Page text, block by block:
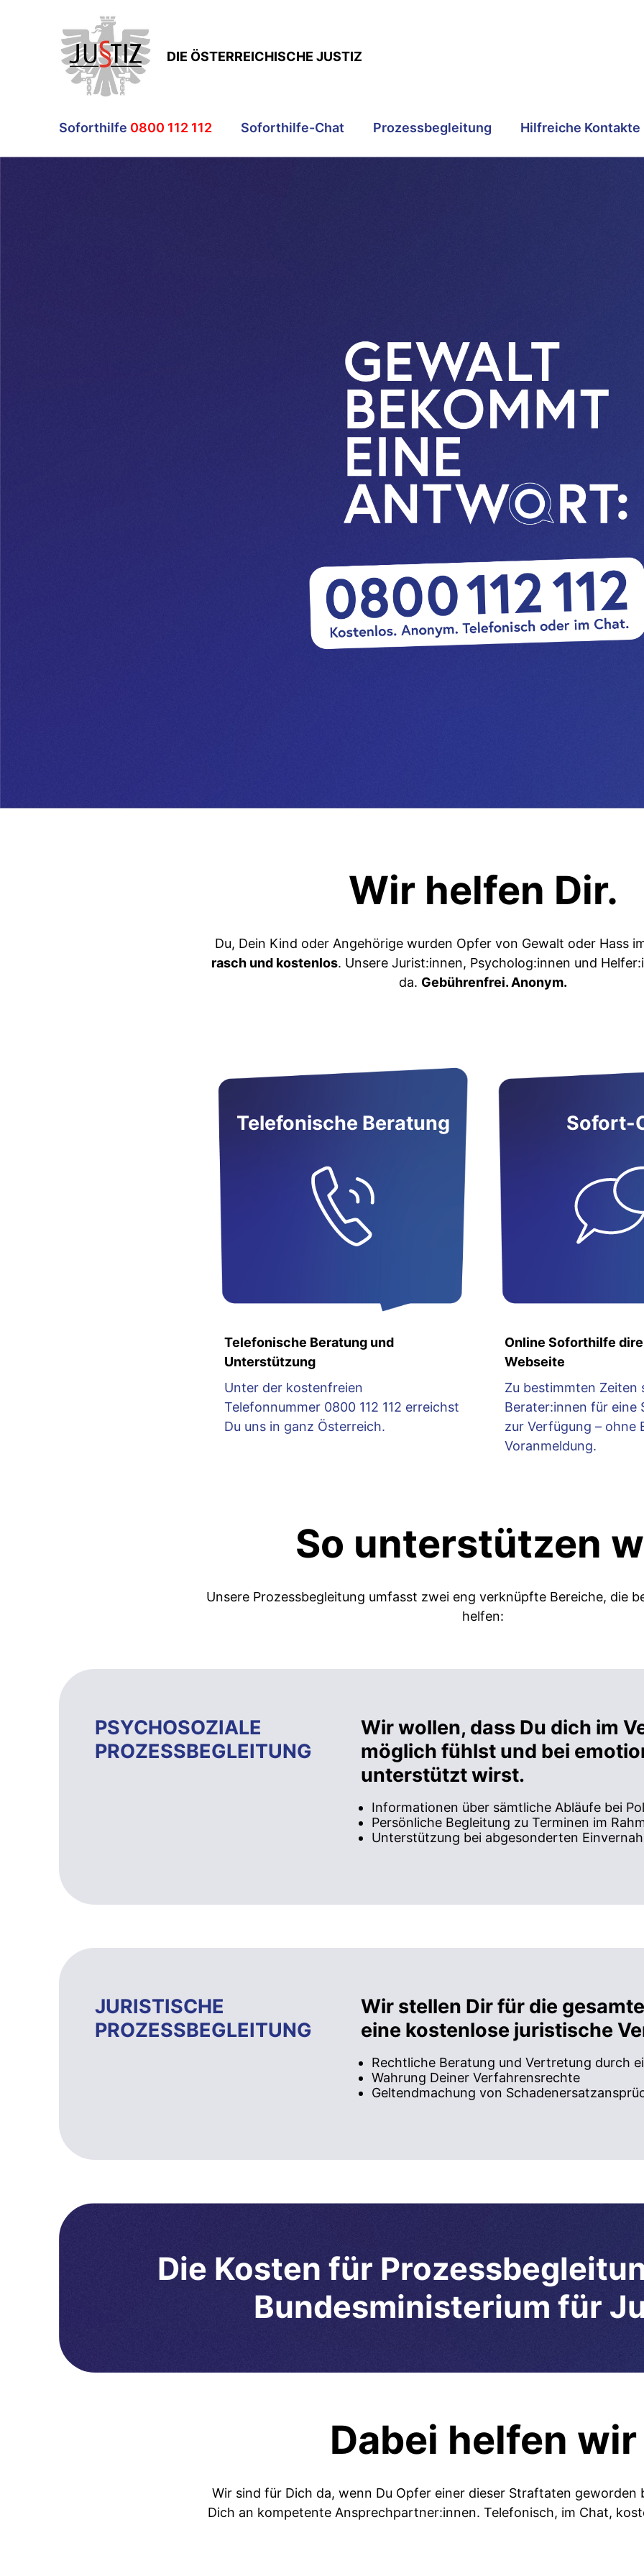
DIE ÖSTERREICHISCHE JUSTIZ
Soforthilfe 0800 112 112 Soforthilfe-Chat Prozessbegleitung Hilfreiche Kontakte
Wir helfen Dir.
Du, Dein Kind oder Angehörige wurden Opfer von Gewalt oder Hass
rasch und kostenlos. Unsere Jurist:innen, Psycholog:innen und
da. Gebührenfrei. Anonym.
Telefonische Beratung
Telefonische Beratung und
Unterstützung
Unter der kostenfreien
Telefonnummer 0800 112 112 erreichst
Du uns in ganz Österreich.
Sofort-
Online Soforthilfe
Webseite
Zu bestimmten Zeiten
Berater:innen für eine
zur Verfügung – ohne
Voranmeldung.
So unterstützen
Unsere Prozessbegleitung umfasst zwei eng verknüpfte Bereiche, die
helfen:
PSYCHOSOZIALE
PROZESSBEGLEITUNG
Wir wollen, dass Du dich im
möglich fühlst und bei
unterstützt wirst.
Informationen über sämtliche Abläufe bei
Persönliche Begleitung zu Terminen im
Unterstützung bei abgesonderten
JURISTISCHE
PROZESSBEGLEITUNG
Wir stellen Dir für die
eine kostenlose juristische
Rechtliche Beratung und Vertretung durch
Wahrung Deiner Verfahrensrechte
Geltendmachung von
Die Kosten für
Bundesministerium für
Dabei helfen wir
Wir sind für Dich da, wenn Du Opfer einer dieser Straftaten geworden
Dich an kompetente Ansprechpartner:innen. Telefonisch, im Chat,